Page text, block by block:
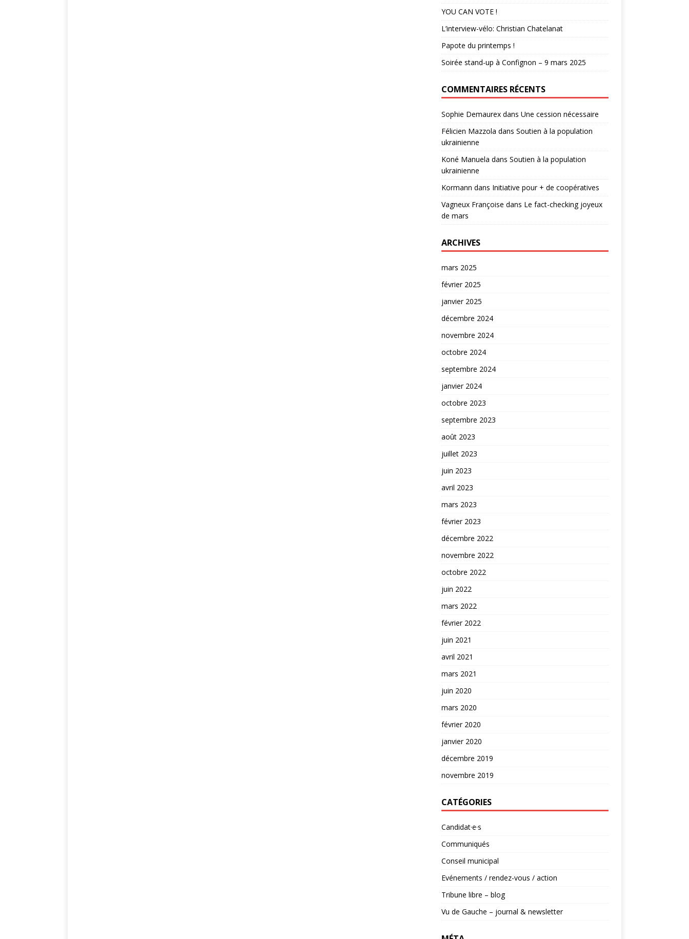
YOU CAN VOTE !
L’interview-vélo: Christian Chatelanat
Papote du printemps !
Soirée stand-up à Confignon – 9 mars 2025
COMMENTAIRES RÉCENTS
Sophie Demaurexdans Une cession nécessaire
Félicien Mazzola dans Soutien à la population
ukrainienne
Koné Manuela dans Soutien à la population
ukrainienne
Kormann dans Initiative pour + de coopératives
Vagneux Françoise dans Le fact-checking joyeux
de mars
ARCHIVES
mars 2025
février 2025
janvier 2025
décembre 2024
novembre 2024
octobre 2024
septembre 2024
janvier 2024
octobre 2023
septembre 2023
août 2023
juillet 2023
juin 2023
avril 2023
mars 2023
février 2023
décembre 2022
novembre 2022
octobre 2022
juin 2022
mars 2022
février 2022
juin 2021
avril 2021
mars 2021
juin 2020
mars 2020
février 2020
janvier 2020
décembre 2019
novembre 2019
CATÉGORIES
Candidat·e·s
Communiqués
Conseil municipal
Evénements / rendez-vous / action
Tribune libre – blog
Vu de Gauche – journal & newsletter